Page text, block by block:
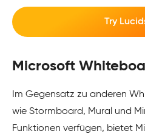
Try
Microsoft
Im Gegensatz zu anderen
wie Stormboard, Mural und
Funktionen verfügen, bietet